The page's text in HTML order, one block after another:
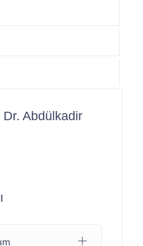
Dr. Abdülkadir